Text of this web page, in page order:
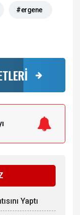
#ergene
Yaptı